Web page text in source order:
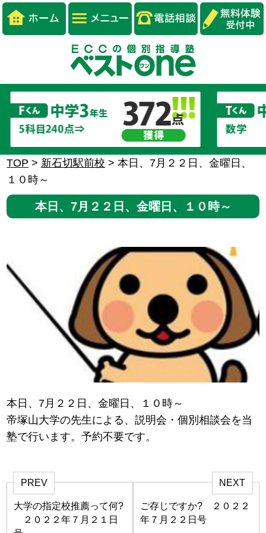
TOP > 新石切駅前校 >本日、7月２２日、金曜日、
１０時～
本日、7月２２日、金曜日、１０時～
本日、7月２２日、金曜日、１０時～
帝塚山大学の先生による、説明会・個別相談会を当
塾で行います。予約不要です。
PREV
大学の指定校推薦って何?
２０２２年７月２１日
NEXT
ご存じですか? ２０２２
年７月２２日号